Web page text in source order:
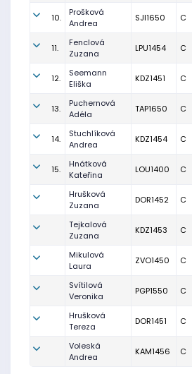
10.
Prošková
Andrea
SJI1650 C
11.
Fenclová
Zuzana
LPU1454 C
12.
Seemann
Eliška
KDZ1451 C
13.
Puchernová
Adéla
TAP1650 C
14.
Stuchlíková
Andrea
KDZ1454 C
15.
Hnátková
Kateřina
LOU1400 C
Hrušková
Zuzana
DOR1452 C
Tejkalová
Zuzana
KDZ1453 C
Mikulová
Laura
ZVO1450 C
Svítilová
Veronika
PGP1550 C
Hrušková
Tereza
DOR1451 C
Voleská
Andrea
KAM1456 C